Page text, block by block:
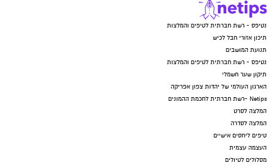
נטיפס - רשת חברתית לטיפים והמלצות
תיכון אזורי חבל לכיש
תנועת המושבים
נטיפס - רשת חברתית לטיפים והמלצות
תיקון שער חשמלי
הארגון העולמי של יהדות צפון אפריקה
Netips -רשת חברתית לחכמת ההמונים
המלצה לסרט
המלצה לסדרה
טיפים ליחסים אישיים
העצמה עצמית
מסלולים לטיולים